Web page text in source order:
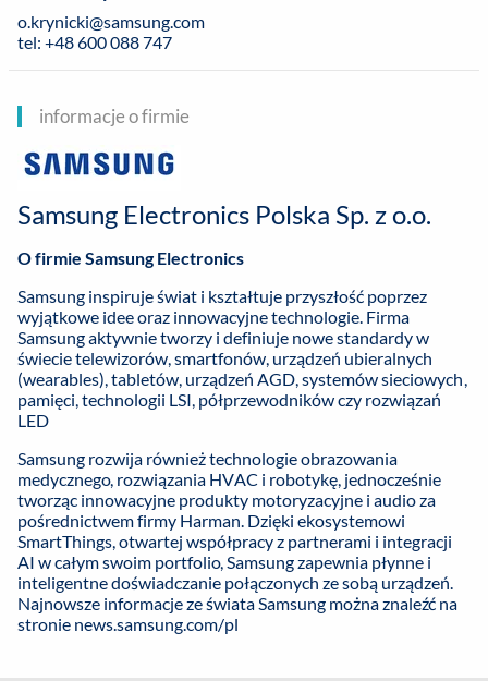
o.krynicki@samsung.com
tel: +48 600 088 747
informacje o firmie
Samsung Electronics Polska Sp. z o.o.
O firmie Samsung Electronics
Samsung inspiruje świat i kształtuje przyszłość poprzez
wyjątkowe idee oraz innowacyjne technologie. Firma
Samsung aktywnie tworzy i definiuje nowe standardy w
świecie telewizorów, smartfonów, urządzeń ubieralnych
(wearables), tabletów, urządzeń AGD, systemów sieciowych,
pamięci, technologii LSI, półprzewodników czy rozwiązań
LED
Samsung rozwija również technologie obrazowania
medycznego, rozwiązania HVAC i robotykę, jednocześnie
tworząc innowacyjne produkty motoryzacyjne i audio za
pośrednictwem firmy Harman. Dzięki ekosystemowi
SmartThings, otwartej współpracy z partnerami i integracji
AI w całym swoim portfolio, Samsung zapewnia płynne i
inteligentne doświadczanie połączonych ze sobą urządzeń.
Najnowsze informacje ze świata Samsung można znaleźć na
stronie news.samsung.com/pl